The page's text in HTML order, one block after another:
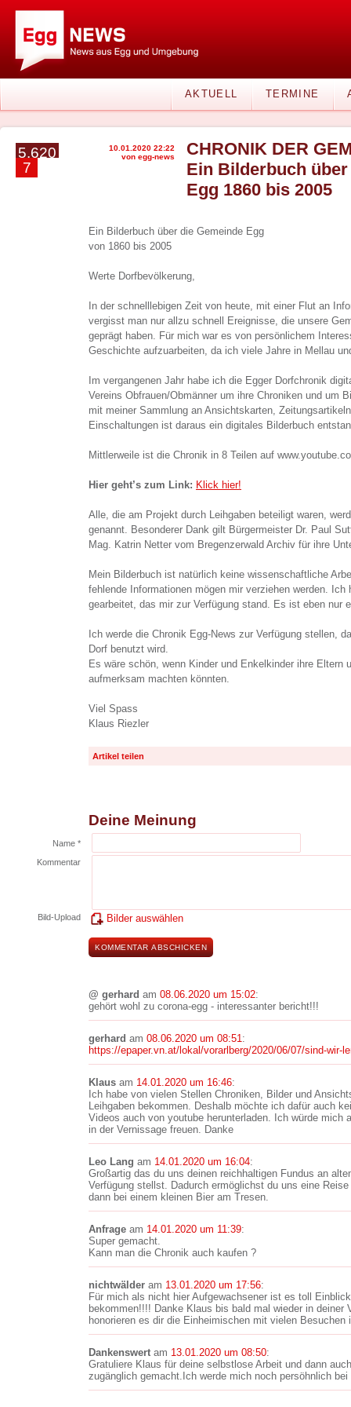
AKTUELL TERMINE
5.620
7
10.01.2020 22:22
von egg-news
CHRONIK DER
Ein Bilderbuch
Egg 1860 bis 2005
Ein Bilderbuch über die Gemeinde Egg
von 1860 bis 2005
Werte Dorfbevölkerung,
In der schnelllebigen Zeit von heute, mit einer Flut an
vergisst man nur allzu schnell Ereignisse, die unsere
geprägt haben. Für mich war es von persönlichem
Geschichte aufzuarbeiten, da ich viele Jahre in Mellau
Im vergangenen Jahr habe ich die Egger Dorfchronik
Vereins Obfrauen/Obmänner um ihre Chroniken und um
mit meiner Sammlung an Ansichtskarten,
Einschaltungen ist daraus ein digitales Bilderbuch
Mittlerweile ist die Chronik in 8 Teilen auf
Hier geht’s zum Link: Klick hier!
Alle, die am Projekt durch Leihgaben beteiligt waren,
genannt. Besonderer Dank gilt Bürgermeister Dr. Paul
Mag. Katrin Netter vom Bregenzerwald Archiv für ihre
Mein Bilderbuch ist natürlich keine wissenschaftliche
fehlende Informationen mögen mir verziehen werden. Ich
gearbeitet, das mir zur Verfügung stand. Es ist eben nur
Ich werde die Chronik Egg-News zur Verfügung stellen,
Dorf benutzt wird.
Es wäre schön, wenn Kinder und Enkelkinder ihre Eltern
aufmerksam machten könnten.
Viel Spass
Klaus Riezler
Artikel teilen
Deine Meinung
Name *
Kommentar
Bild-Upload Bilder auswählen
@ gerhard am 08.06.2020 um 15:02:
gehört wohl zu corona-egg - interessanter bericht!!!
gerhard am 08.06.2020 um 08:51:
https://epaper.vn.at/lokal/vorarlberg/2020/06/07/sind-wir-
Klaus am 14.01.2020 um 16:46:
Ich habe von vielen Stellen Chroniken, Bilder und
Leihgaben bekommen. Deshalb möchte ich dafür auch
Videos auch von youtube herunterladen. Ich würde mich
in der Vernissage freuen. Danke
Leo Lang am 14.01.2020 um 16:04:
Großartig das du uns deinen reichhaltigen Fundus an
Verfügung stellst. Dadurch ermöglichst du uns eine
dann bei einem kleinen Bier am Tresen.
Anfrage am 14.01.2020 um 11:39:
Super gemacht.
Kann man die Chronik auch kaufen ?
nichtwälder am 13.01.2020 um 17:56:
Für mich als nicht hier Aufgewachsener ist es toll
bekommen!!!! Danke Klaus bis bald mal wieder in deiner
honorieren es dir die Einheimischen mit vielen Besuchen
Dankenswert am 13.01.2020 um 08:50:
Gratuliere Klaus für deine selbstlose Arbeit und dann
zugänglich gemacht.Ich werde mich noch persöhnlich